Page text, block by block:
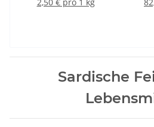
Sardische